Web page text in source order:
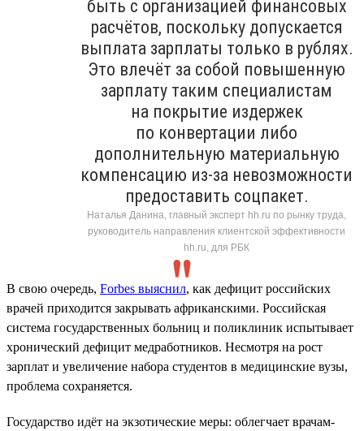
быть с организацией финансовых
расчётов, поскольку допускается
выплата зарплаты только в рублях.
Это влечёт за собой повышенную
зарплату таким специалистам
на покрытие издержек
по конвертации либо
дополнительную материальную
компенсацию из-за невозможности
предоставить соцпакет.
Наталья Данина, главный эксперт hh.ru по рынку труда,
руководитель направления клиентской эффективности
hh.ru, для РБК
В свою очередь, Forbes выяснил, как дефицит российских
врачей приходится закрывать африканскими. Российская
система государственных больниц и поликлиник испытывает
хронический дефицит медработников. Несмотря на рост
зарплат и увеличение набора студентов в медицинские вузы,
проблема сохраняется.
Государство идёт на экзотические меры: облегчает врачам-